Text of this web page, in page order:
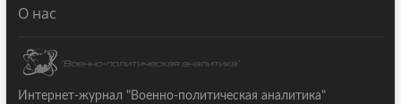
О нас
Интернет-журнал "Военно-политическая аналитика"